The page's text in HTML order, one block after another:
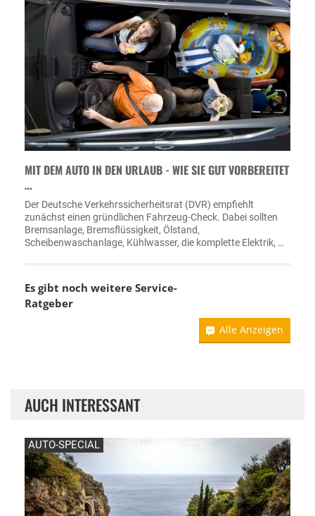
MIT DEM AUTO IN DEN URLAUB - WIE SIE GUT VORBEREITET
…
Der Deutsche Verkehrssicherheitsrat (DVR) empfiehlt
zunächst einen gründlichen Fahrzeug-Check. Dabei sollten
Bremsanlage, Bremsflüssigkeit, Ölstand,
Scheibenwaschanlage, Kühlwasser, die komplette Elektrik, …
Es gibt noch weitere Service-
Ratgeber
Alle Anzeigen
AUCH INTERESSANT
AUTO-SPECIAL